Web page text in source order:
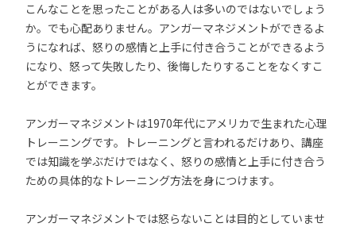
こんなことを思ったことがある人は多いのではないでしょう
か。でも心配ありません。アンガーマネジメントができるよ
うになれば、怒りの感情と上手に付き合うことができるよう
になり、怒って失敗したり、後悔したりすることをなくすこ
とができます。
アンガーマネジメントは1970年代にアメリカで生まれた心理
トレーニングです。トレーニングと言われるだけあり、講座
では知識を学ぶだけではなく、怒りの感情と上手に付き合う
ための具体的なトレーニング方法を身につけます。
アンガーマネジメントでは怒らないことは目的としていませ